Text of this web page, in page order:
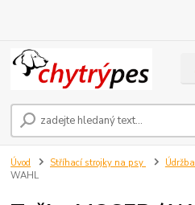
Úvod Stříhací strojky na psy
WAHL